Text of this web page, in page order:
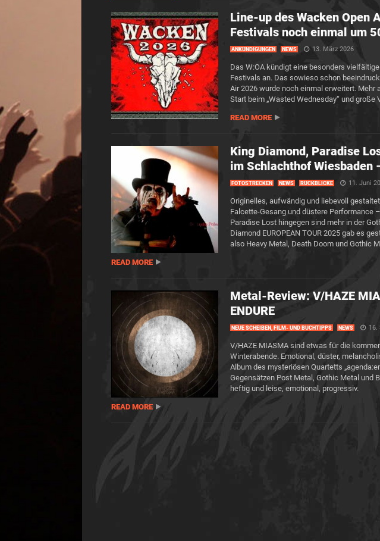
Line-up des Wacken Open
Festivals noch einmal um
ANKÜNDIGUNGEN NEWS 13. März 2026
Das W:OA kündigt eine besonders
Festivals an. Das sowieso schon
Air 2026 wurde noch einmal erweitert. Mehr
Start beim „Wasted Wednesday“ und
READ MORE
King Diamond, Paradise
im Schlachthof Wiesbaden
FOTOSTRECKEN NEWS RÜCKBLICKE 11. Juni
Originelles, aufwändig und liebevoll
Falcette-Gesang und düstere Performance
Paradise Lost hingegen sind mehr in der
Diamond EUROPEAN TOUR 2025 gab es
also Heavy Metal, Death Doom und Gothic
READ MORE
Metal-Review: V/HAZE
ENDURE
NEUE SCHEIBEN, FILM- UND BUCHTIPPS NEWS 16.
V/HAZE MIASMA sind etwas für die
Winterabende. Emotional, düster,
Album des mysteriösen Quartetts
Gegensätzen Post Metal, Gothic Metal und
heftig und leise, emotional, progressiv.
READ MORE